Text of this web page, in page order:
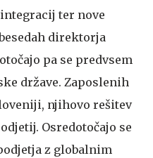
ter nove
direktorja
pa se predvsem
države. Zaposlenih
njihovo rešitev
Osredotočajo se
z globalnim